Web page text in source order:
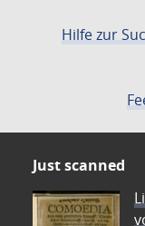
Hilfe zur
Just scanned